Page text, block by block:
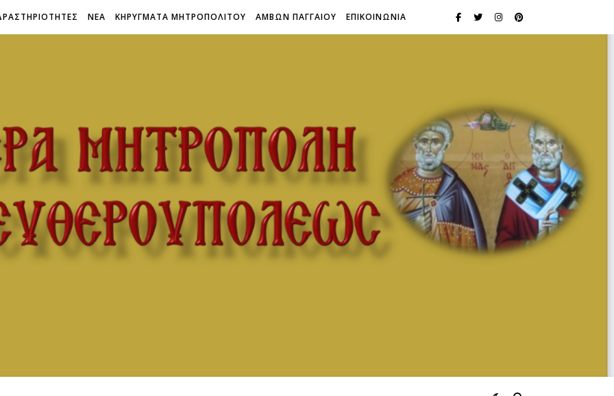
ΝΕΑ ΚΗΡΥΓΜΑΤΑ ΜΗΤΡΟΠΟΛΙΤΟΥ ΑΜΒΩΝ ΠΑΓΓΑΙΟΥ ΕΠΙΚΟΙΝΩΝΙΑ